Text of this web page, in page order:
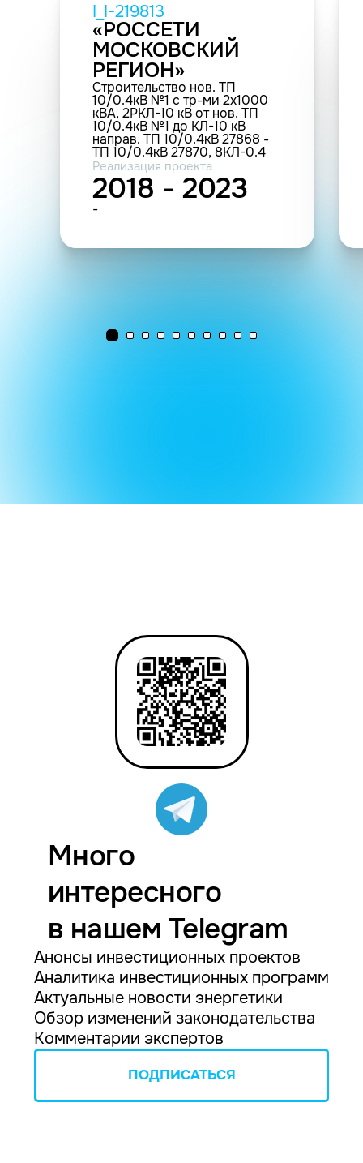
I_I-219813
«РОССЕТИ
МОСКОВСКИЙ
РЕГИОН»
Строительство нов. ТП
10/0.4кВ №1 с тр-ми 2х1000
кВА, 2РКЛ-10 кВ от нов. ТП
10/0.4кВ №1 до КЛ-10 кВ
направ. ТП 10/0.4кВ 27868 -
ТП 10/0.4кВ 27870, 8КЛ-0.4
кВ (2 этап), в т.ч. ПИР:
г.Москва, мкр. №1 "Солнцево",
корп. 26.27 (1.05 км; 4 шт.(РУ);
13 шт.(прочие))
Реализация проекта
2018 - 2023
-
Много
интересного
в нашем Telegram
Анонсы инвестиционных проектов
Аналитика инвестиционных программ
Актуальные новости энергетики
Обзор изменений законодательства
Комментарии экспертов
ПОДПИСАТЬСЯ